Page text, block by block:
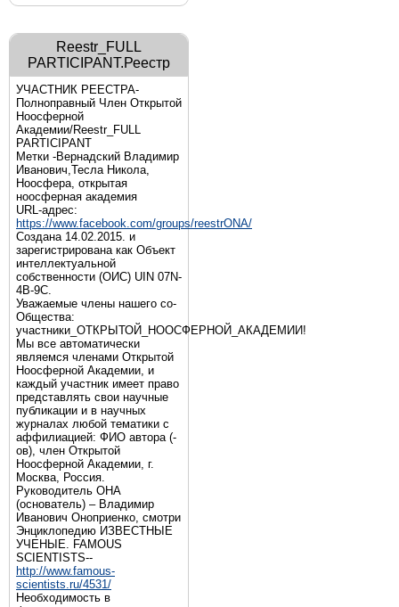
Reestr_FULL
PARTICIPANT.Реестр
УЧАСТНИК РЕЕСТРА-
Полноправный Член Открытой
Ноосферной
Академии/Reestr_FULL
PARTICIPANT
Метки -Вернадский Владимир
Иванович,Тесла Никола,
Ноосфера, открытая
ноосферная академия
URL-адрес:
https://www.facebook.com/groups/reestrONA/
Создана 14.02.2015. и
зарегистрирована как Объект
интеллектуальной
собственности (ОИС) UIN 07N-
4B-9C.
Уважаемые члены нашего со-
Общества:
участники_ОТКРЫТОЙ_НООСФЕРНОЙ_АКАДЕМИИ!
Мы все автоматически
являемся членами Открытой
Ноосферной Академии, и
каждый участник имеет право
представлять свои научные
публикации и в научных
журналах любой тематики с
аффилиацией: ФИО автора (-
ов), член Открытой
Ноосферной Академии, г.
Москва, Россия.
Руководитель ОНА
(основатель) – Владимир
Иванович Оноприенко, смотри
Энциклопедию ИЗВЕСТНЫЕ
УЧЕНЫЕ. FAMOUS
SCIENTISTS--
http://www.famous-
scientists.ru/4531/
Необходимость в